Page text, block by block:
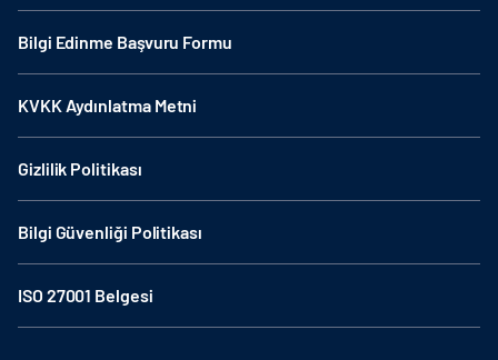
Bilgi Edinme Başvuru Formu
KVKK Aydınlatma Metni
Gizlilik Politikası
Bilgi Güvenliği Politikası
ISO 27001 Belgesi